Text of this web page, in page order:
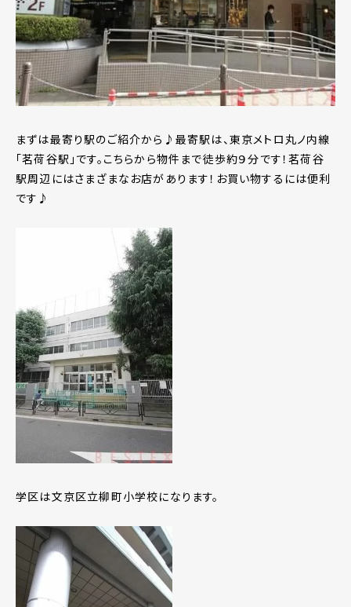
まずは最寄り駅のご紹介から♪最寄駅は、東京メトロ丸ノ内線
｢茗荷谷駅｣です。こちらから物件まで徒歩約９分です！茗荷谷
駅周辺にはさまざまなお店があります！お買い物するには便利
です♪
学区は文京区立柳町小学校になります。